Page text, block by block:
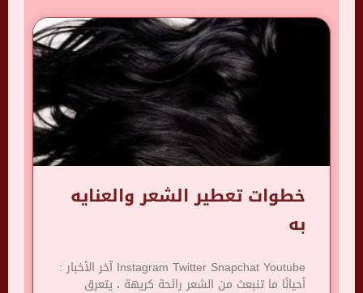
خطوات تعطير الشعر والعنايه
به
Instagram Twitter Snapchat Youtube آخر الأخبار :
أحيانًا ما تنبعث من الشعر رائحة كريهة ، يتعرق